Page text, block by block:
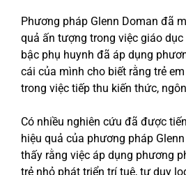
Phương pháp Glenn Doman đã
quả ấn tượng trong việc giáo
bậc phụ huynh đã áp dụng
cái của mình cho biết rằng trẻ
trong việc tiếp thu kiến thức,
Có nhiều nghiên cứu đã được
hiệu quả của phương pháp
thấy rằng việc áp dụng phương
trẻ nhỏ phát triển trí tuệ, tư duy